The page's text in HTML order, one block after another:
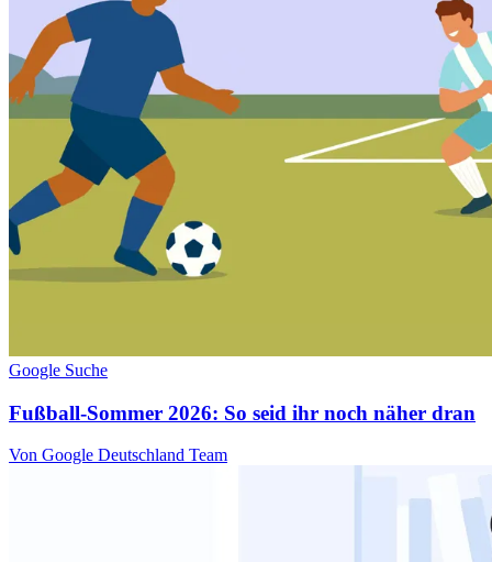
Google Suche
Fußball-Sommer 2026: So seid ihr noch näher dran
Von Google Deutschland Team